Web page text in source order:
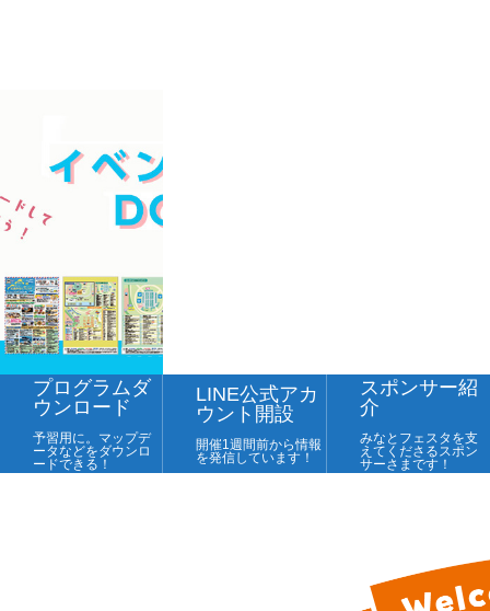
プログラムダ
ウンロード
予習用に。マップデ
ータなどをダウンロ
ードできる！
LINE公式アカ
ウント開設
開催1週間前から情報
を発信しています！
スポンサー紹
介
みなとフェスタを支
えてくださるスポン
サーさまです！